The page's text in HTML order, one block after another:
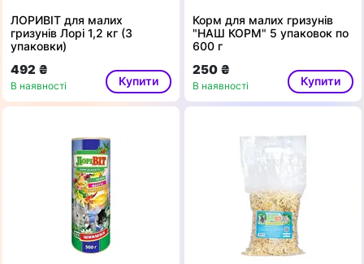
ЛОРИВІТ для малих
гризунів Лорі 1,2 кг (3
упаковки)
492 ₴
В наявності Купити
Корм для малих гризунів
"НАШ КОРМ" 5 упаковок по
600 г
250 ₴
В наявності Купити